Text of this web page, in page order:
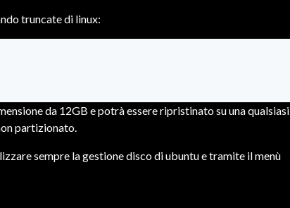
truncate di linux:
da 12GB e potrà essere ripristinato su una qualsiasi
partizionato.
sempre la gestione disco di ubuntu e tramite il menù